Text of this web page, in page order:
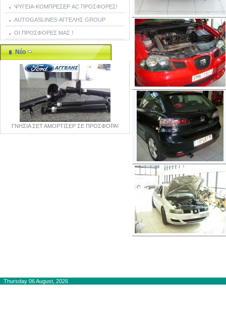
ΨΥΓΕΙΑ-ΚΟΜΠΡΕΣΕΡ AC ΠΡΟΣΦΟΡΕΣ!
AUTOGASLINES-ΑΓΓΕΛΗΣ GROUP
ΟΙ ΠΡΟΣΦΟΡΕΣ ΜΑΣ !
Νέο
ΓΝΗΣΙΑ ΣΕΤ ΑΜΟΡΤΙΣΕΡ ΣΕ ΠΡΟΣΦΟΡΑ!
Thursday 06 August, 2026